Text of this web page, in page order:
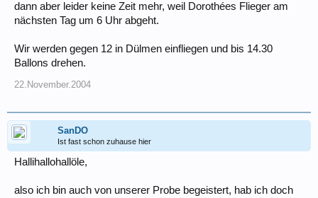
dann aber leider keine Zeit mehr, weil Dorothées Flieger am
nächsten Tag um 6 Uhr abgeht.
Wir werden gegen 12 in Dülmen einfliegen und bis 14.30
Ballons drehen.
22.November.2004
SanDO
Ist fast schon zuhause hier
Hallihallohallöle,
also ich bin auch von unserer Probe begeistert, hab ich doch